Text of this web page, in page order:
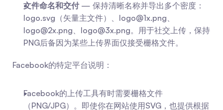
文件命名和交付 — 保持清晰名称并导出多个密度：
logo.svg（矢量主文件）、 logo@1x.png、
logo@2x.png、 logo@3x.png。用于社交上传，保持
PNG后备因为某些上传界面仅接受栅格文件。
Facebook的特定平台说明：
Facebook的上传工具有时需要栅格文件
（PNG/JPG）。即使你在网站使用SVG，也提供根据